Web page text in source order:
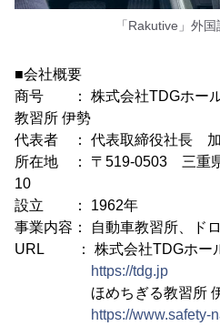
「Rakutive」外
■会社概要
商号 ： 株式会社TDGホー
教習所 伊勢
代表者 ： 代表取締役社長
所在地 ： 〒519-0503 三重
10
設立 ： 1962年
事業内容： 自動車教習所、ド
URL ： 株式会社TDGホー
https://tdg.jp
ほめちぎる教習所
https://www.safety-